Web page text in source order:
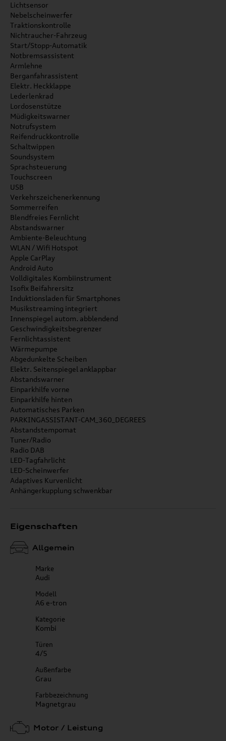
Lichtsensor
Nebelscheinwerfer
Traktionskontrolle
Nichtraucher-Fahrzeug
Start/Stopp-Automatik
Notbremsassistent
Armlehne
Berganfahrassistent
Elektr. Heckklappe
Lederlenkrad
Lordosenstütze
Müdigkeitswarner
Notrufsystem
Reifendruckkontrolle
Schaltwippen
Soundsystem
Sprachsteuerung
Touchscreen
USB
Verkehrszeichenerkennung
Sommerreifen
Blendfreies Fernlicht
Abstandswarner
Ambiente-Beleuchtung
WLAN / Wifi Hotspot
Apple CarPlay
Android Auto
Volldigitales Kombiinstrument
Isofix Beifahrersitz
Induktionsladen für Smartphones
Musikstreaming integriert
Innenspiegel autom. abblendend
Geschwindigkeitsbegrenzer
Fernlichtassistent
Wärmepumpe
Abgedunkelte Scheiben
Elektr. Seitenspiegel anklappbar
Abstandswarner
Einparkhilfe vorne
Einparkhilfe hinten
Automatisches Parken
PARKINGASSISTANT-CAM_360_DEGREES
Abstandstempomat
Tuner/Radio
Radio DAB
LED-Tagfahrlicht
LED-Scheinwerfer
Adaptives Kurvenlicht
Anhängerkupplung schwenkbar
Eigenschaften
Allgemein
Marke
Audi
Modell
A6 e-tron
Kategorie
Kombi
Türen
4/5
Außenfarbe
Grau
Farbbezeichnung
Magnetgrau
Motor / Leistung